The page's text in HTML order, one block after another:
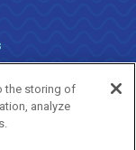
the storing of
analyze